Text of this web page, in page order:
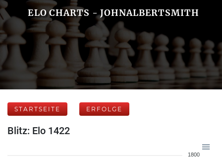
ELO CHARTS - JOHNALBERTSMITH
STARTSEITE ERFOLGE
Blitz: Elo 1422
1800